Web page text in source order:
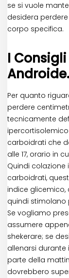
se si vuole
desidera
corpo specifica.
I
Androide.
Per quanto
perdere
tecnicamente
carboidrati che
alle 17, orario in
Quindi
carboidrati,
indice
quindi stimolano
Se vogliamo
assumere
shekerare; se
allenarsi durante
parte della
dovrebbero